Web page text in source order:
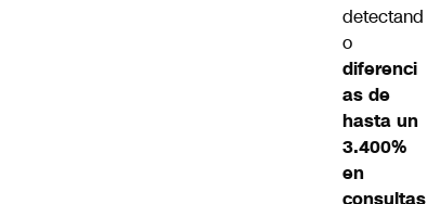
detectand
o
diferenci
as de
hasta un
3.400%
en
consultas